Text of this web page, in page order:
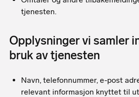
tjenesten.
Opplysninger vi samler
bruk av tjenesten
Navn, telefonnummer, e-post
relevant informasjon knyttet til